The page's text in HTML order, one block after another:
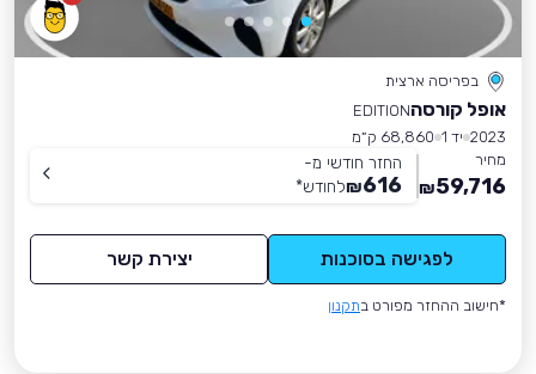
בפריסה ארצית
אופל קורסהEDITION
2023 יד 1
68,860 ק״מ
מחיר
59,716
₪
החזר חודשי מ-
616
₪לחודש*
לפגישה בסוכנות יצירת קשר
*חישוב ההחזר מפורט בתקנון